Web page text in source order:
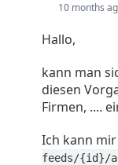
10 months
Hallo,
kann man
diesen
Firmen, ....
Ich kann
feeds/{id}/